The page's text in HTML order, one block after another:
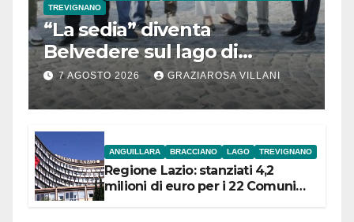
TREVIGNANO
“La sedia” diventa
Belvedere sul lago di
Bracciano: ieri
l’inaugurazione
7 AGOSTO 2026 GRAZIAROSA VILLANI
ANGUILLARA BRACCIANO LAGO TREVIGNANO
Regione Lazio: stanziati 4,2
milioni di euro per i 22 Comuni